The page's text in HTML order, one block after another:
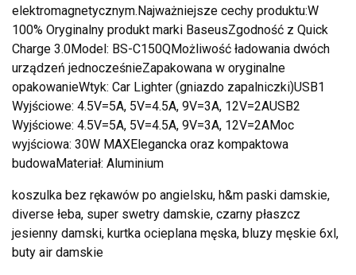
elektromagnetycznym.Najważniejsze cechy produktu:W
100% Oryginalny produkt marki BaseusZgodność z Quick
Charge 3.0Model: BS-C150QMożliwość ładowania dwóch
urządzeń jednocześnieZapakowana w oryginalne
opakowanieWtyk: Car Lighter (gniazdo zapalniczki)USB1
Wyjściowe: 4.5V=5A, 5V=4.5A, 9V=3A, 12V=2AUSB2
Wyjściowe: 4.5V=5A, 5V=4.5A, 9V=3A, 12V=2AMoc
wyjściowa: 30W MAXElegancka oraz kompaktowa
budowaMateriał: Aluminium
koszulka bez rękawów po angielsku, h&m paski damskie,
diverse łeba, super swetry damskie, czarny płaszcz
jesienny damski, kurtka ocieplana męska, bluzy męskie 6xl,
buty air damskie